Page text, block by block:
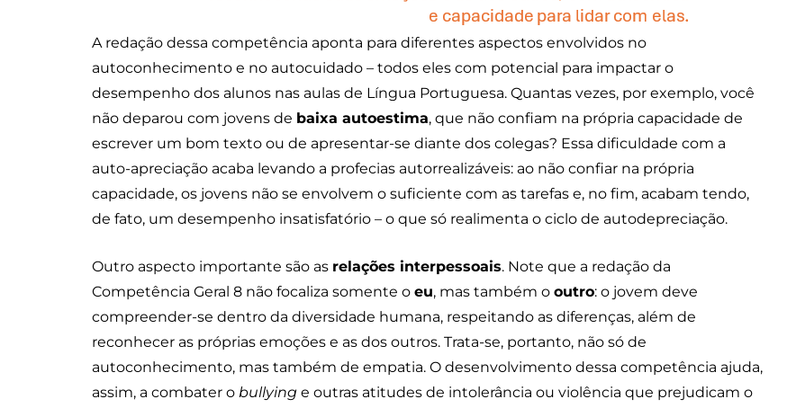
A redação dessa competência aponta para diferentes aspectos envolvidos no
autoconhecimento e no autocuidado – todos eles com potencial para impactar o
desempenho dos alunos nas aulas de Língua Portuguesa. Quantas vezes, por exemplo, você
não deparou com jovens de baixa autoestima, que não confiam na própria capacidade de
escrever um bom texto ou de apresentar-se diante dos colegas? Essa dificuldade com a
auto-apreciação acaba levando a profecias autorrealizáveis: ao não confiar na própria
capacidade, os jovens não se envolvem o suficiente com as tarefas e, no fim, acabam tendo,
de fato, um desempenho insatisfatório – o que só realimenta o ciclo de autodepreciação.
Outro aspecto importante são as relações interpessoais. Note que a redação da
Competência Geral 8 não focaliza somente o eu, mas também o outro: o jovem deve
compreender-se dentro da diversidade humana, respeitando as diferenças, além de
reconhecer as próprias emoções e as dos outros. Trata-se, portanto, não só de
autoconhecimento, mas também de empatia. O desenvolvimento dessa competência ajuda,
assim, a combater o bullying e outras atitudes de intolerância ou violência que prejudicam o